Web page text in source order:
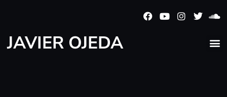
JAVIER OJEDA